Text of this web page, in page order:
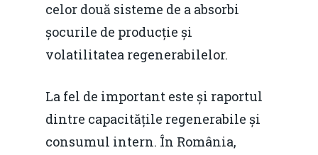
celor două sisteme de a absorbi
șocurile de producție și
volatilitatea regenerabilelor.
La fel de important este și raportul
dintre capacitățile regenerabile și
consumul intern. În România,
Noutăți
Despre